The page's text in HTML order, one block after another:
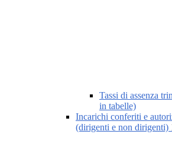
Tassi di assenza
in tabelle)
Incarichi conferiti e
(dirigenti e non dirigenti)